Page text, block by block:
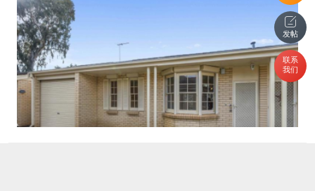
发帖
联系
我们